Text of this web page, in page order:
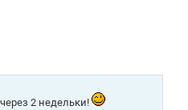
2 недельки!